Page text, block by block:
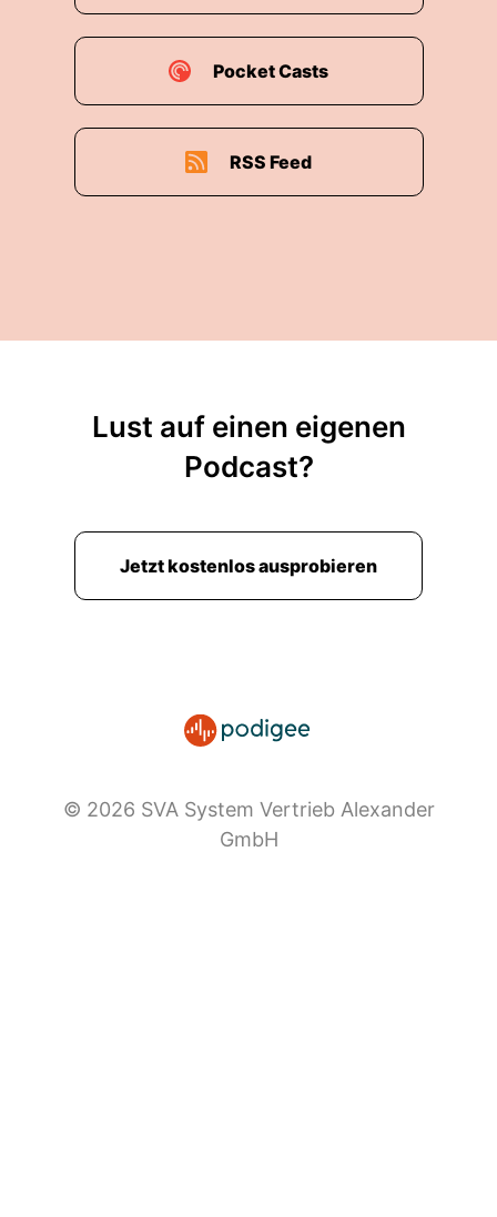
Pocket Casts
RSS Feed
Lust auf einen eigenen
Podcast?
Jetzt kostenlos ausprobieren
© 2026 SVA System Vertrieb Alexander
GmbH